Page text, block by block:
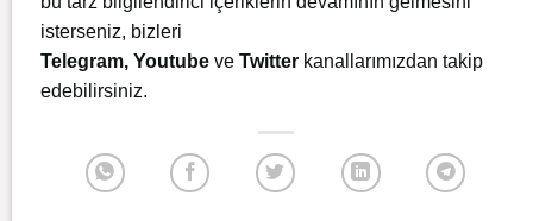
isterseniz, bizleri
Telegram, Youtube ve Twitter kanallarımızdan takip
edebilirsiniz.